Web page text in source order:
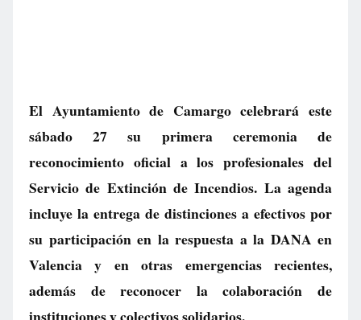
El Ayuntamiento de Camargo celebrará este
sábado 27 su primera ceremonia de
reconocimiento oficial a los profesionales del
Servicio de Extinción de Incendios. La agenda
incluye la entrega de distinciones a efectivos por
su participación en la respuesta a la DANA en
Valencia y en otras emergencias recientes,
además de reconocer la colaboración de